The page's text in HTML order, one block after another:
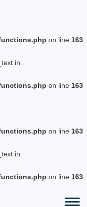
on line 163
in
on line 163
on line 163
in
on line 163